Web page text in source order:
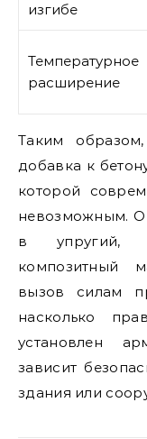
изгибе
Температурное
расширение
Таким
добавка к
которой
невозможным.
в упругий,
композитный
вызов силам
насколько
установлен
зависит
здания или